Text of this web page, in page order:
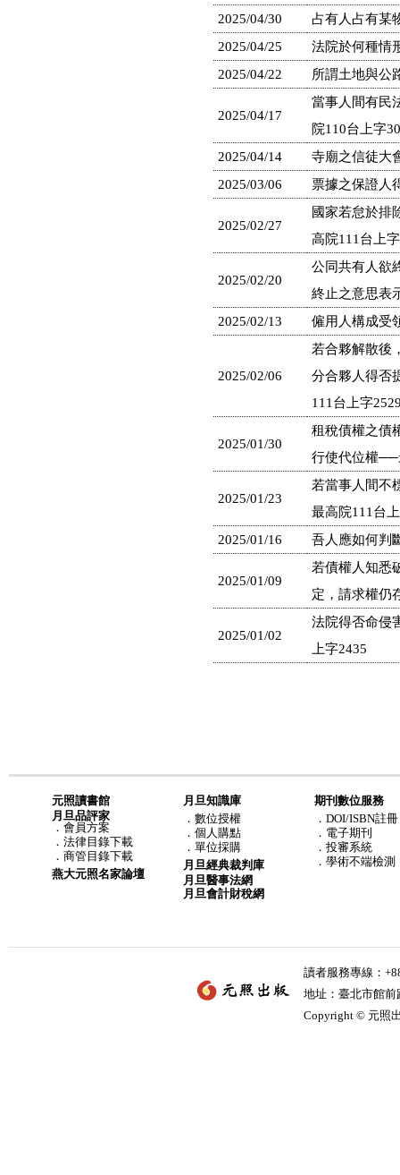
2025/04/30
占有人占有某
2025/04/25
法院於何種情
2025/04/22
所謂土地與公
2025/04/17
當事人間有民
院110台上字
2025/04/14
寺廟之信徒大
2025/03/06
票據之保證人
2025/02/27
國家若怠於排
高院111台上
2025/02/20
公同共有人欲
終止之意思表
2025/02/13
僱用人構成受
2025/02/06
若合夥解散後
分合夥人得否
111台上字
2025/01/30
租稅債權之債
行使代位權──
2025/01/23
若當事人間不
最高院111台
2025/01/16
吾人應如何判
2025/01/09
若債權人知悉
定，請求權仍
2025/01/02
法院得否命侵
上字2435
元照讀書館
月旦品評家
． 會員方案
． 法律目錄下載
． 商管目錄下載
燕大元照名家論壇
月旦知識庫
． 數位授權
． 個人購點
． 單位採購
月旦經典裁判庫
月旦醫事法網
月旦會計財稅網
期刊數位服務
．DOI/ISBN註冊
．電子期刊
．投審系統
．學術不端檢測
讀者服務專線：
地址：臺北市館
Copyright © 元照